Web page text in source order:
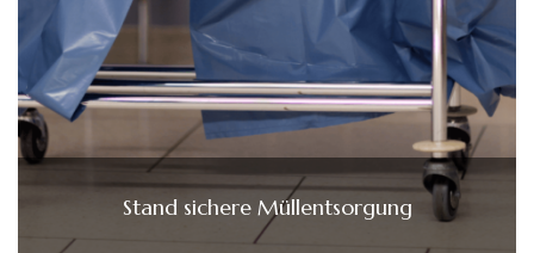
Stand sichere Müllentsorgung